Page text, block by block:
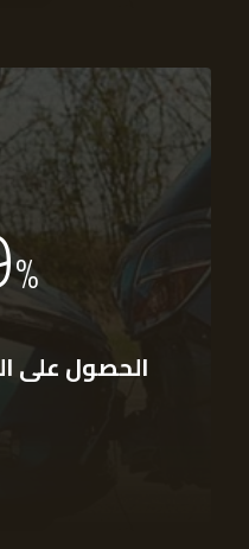
%
الحصول على